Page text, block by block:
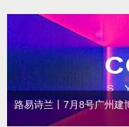
路易诗兰丨7月8号广州建